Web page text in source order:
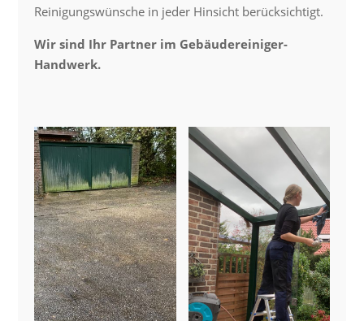
Reinigungswünsche in jeder Hinsicht berücksichtigt.
Wir sind Ihr Partner im Gebäudereiniger-
Handwerk.